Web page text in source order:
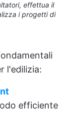
effettua il
i progetti di
l'edilizia:
efficiente